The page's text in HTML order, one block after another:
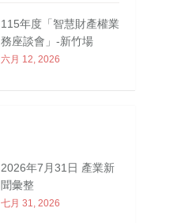
115年度「智慧財產權業
務座談會」-新竹場
六月 12, 2026
2026年7月31日 產業新
聞彙整
七月 31, 2026